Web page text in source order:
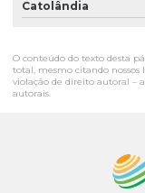
Catolândia
O conteúdo do texto desta
total, mesmo citando
violação de direito autoral –
autorais.